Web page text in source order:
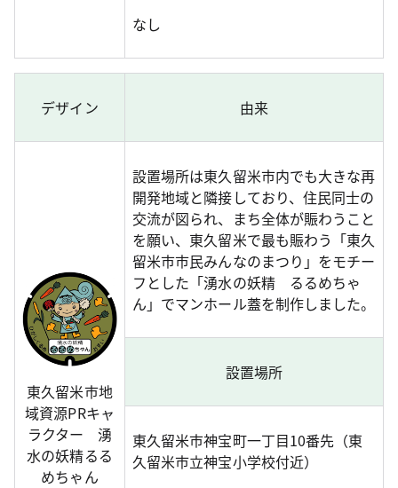
なし
デザイン 由来
東久留米市地
域資源PRキャ
ラクター 湧
水の妖精るる
めちゃん
設置場所は東久留米市内でも大きな再
開発地域と隣接しており、住民同士の
交流が図られ、まち全体が賑わうこと
を願い、東久留米で最も賑わう「東久
留米市市民みんなのまつり」をモチー
フとした「湧水の妖精 るるめちゃ
ん」でマンホール蓋を制作しました。
設置場所
東久留米市神宝町一丁目10番先（東
久留米市立神宝小学校付近）